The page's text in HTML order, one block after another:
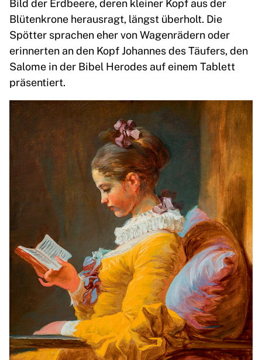
Blütenkrone herausragt, längst überholt. Die
Spötter sprachen eher von Wagenrädern oder
erinnerten an den Kopf Johannes des Täufers, den
Salome in der Bibel Herodes auf einem Tablett
präsentiert.